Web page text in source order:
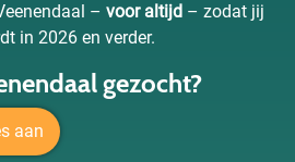
– voor altijd – zodat jij
in 2026 en verder.
gezocht?
aan